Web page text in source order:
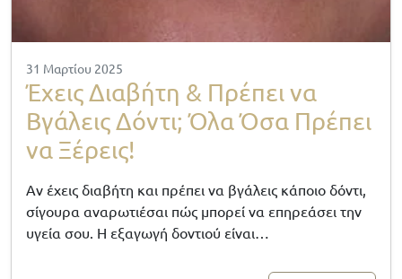
31 Μαρτίου 2025
Έχεις Διαβήτη & Πρέπει να
Βγάλεις Δόντι; Όλα Όσα Πρέπει
να Ξέρεις!
Αν έχεις διαβήτη και πρέπει να βγάλεις κάποιο δόντι,
σίγουρα αναρωτιέσαι πώς μπορεί να επηρεάσει την
υγεία σου. Η εξαγωγή δοντιού είναι…